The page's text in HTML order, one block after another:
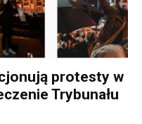
protesty w
Trybunału